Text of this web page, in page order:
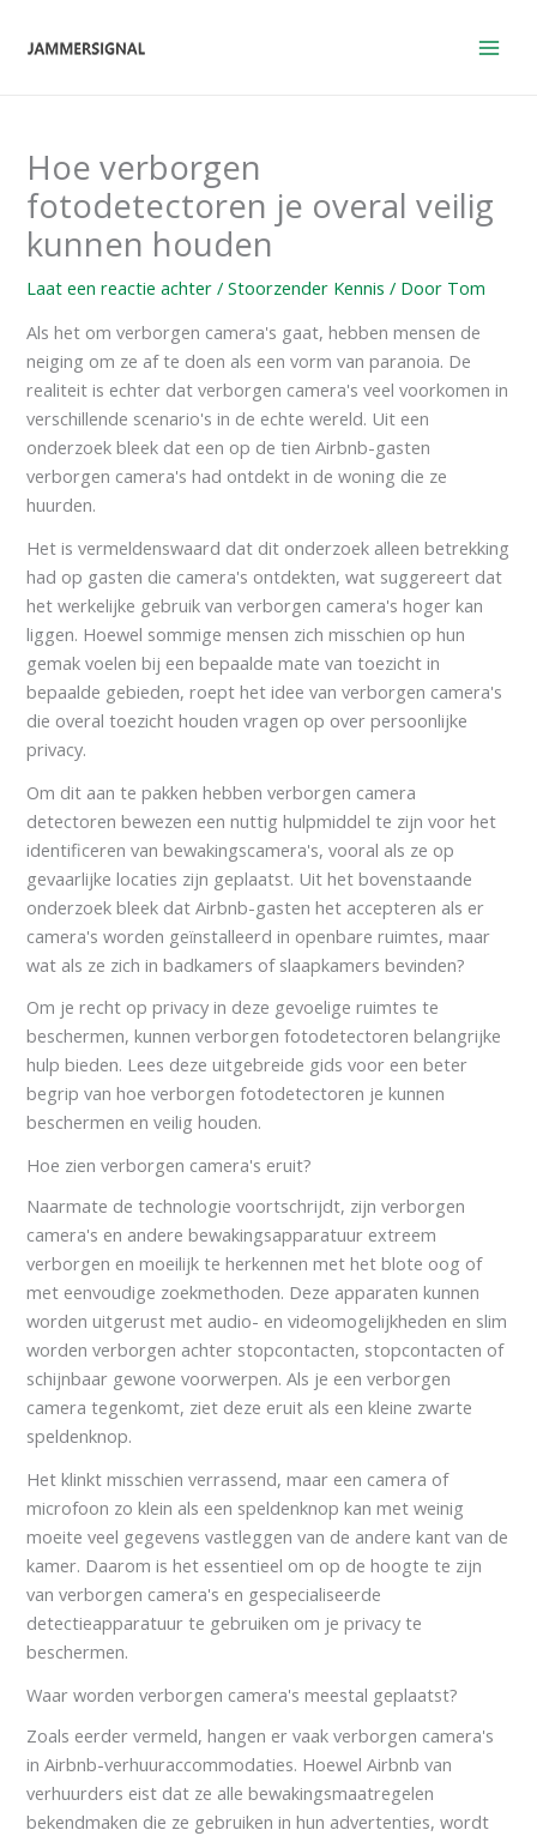
naar
Hoe verborgen
fotodetectoren je overal veilig
kunnen houden
Laat een reactie achter /Stoorzender Kennis / Door Tom
Als het om verborgen camera's gaat, hebben mensen de
neiging om ze af te doen als een vorm van paranoia. De
realiteit is echter dat verborgen camera's veel voorkomen in
verschillende scenario's in de echte wereld. Uit een
onderzoek bleek dat een op de tien Airbnb-gasten
verborgen camera's had ontdekt in de woning die ze
huurden.
Het is vermeldenswaard dat dit onderzoek alleen betrekking
had op gasten die camera's ontdekten, wat suggereert dat
het werkelijke gebruik van verborgen camera's hoger kan
liggen. Hoewel sommige mensen zich misschien op hun
gemak voelen bij een bepaalde mate van toezicht in
bepaalde gebieden, roept het idee van verborgen camera's
die overal toezicht houden vragen op over persoonlijke
privacy.
Om dit aan te pakken hebben verborgen camera
detectoren bewezen een nuttig hulpmiddel te zijn voor het
identificeren van bewakingscamera's, vooral als ze op
gevaarlijke locaties zijn geplaatst. Uit het bovenstaande
onderzoek bleek dat Airbnb-gasten het accepteren als er
camera's worden geïnstalleerd in openbare ruimtes, maar
wat als ze zich in badkamers of slaapkamers bevinden?
Om je recht op privacy in deze gevoelige ruimtes te
beschermen, kunnen verborgen fotodetectoren belangrijke
hulp bieden. Lees deze uitgebreide gids voor een beter
begrip van hoe verborgen fotodetectoren je kunnen
beschermen en veilig houden.
Hoe zien verborgen camera's eruit?
Naarmate de technologie voortschrijdt, zijn verborgen
camera's en andere bewakingsapparatuur extreem
verborgen en moeilijk te herkennen met het blote oog of
met eenvoudige zoekmethoden. Deze apparaten kunnen
worden uitgerust met audio- en videomogelijkheden en slim
worden verborgen achter stopcontacten, stopcontacten of
schijnbaar gewone voorwerpen. Als je een verborgen
camera tegenkomt, ziet deze eruit als een kleine zwarte
speldenknop.
Het klinkt misschien verrassend, maar een camera of
microfoon zo klein als een speldenknop kan met weinig
moeite veel gegevens vastleggen van de andere kant van de
kamer. Daarom is het essentieel om op de hoogte te zijn
van verborgen camera's en gespecialiseerde
detectieapparatuur te gebruiken om je privacy te
beschermen.
Waar worden verborgen camera's meestal geplaatst?
Zoals eerder vermeld, hangen er vaak verborgen camera's
in Airbnb-verhuuraccommodaties. Hoewel Airbnb van
verhuurders eist dat ze alle bewakingsmaatregelen
bekendmaken die ze gebruiken in hun advertenties, wordt